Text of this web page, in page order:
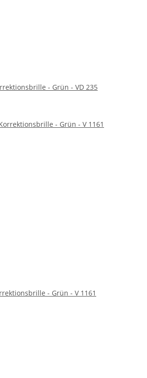
- Grün - VD 235
- Grün - V 1161